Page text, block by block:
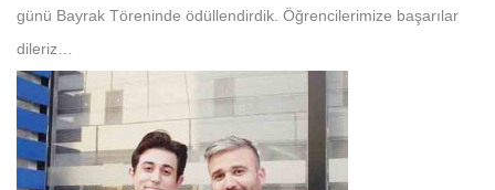
günü Bayrak Töreninde ödüllendirdik. Öğrencilerimize başarılar
dileriz…